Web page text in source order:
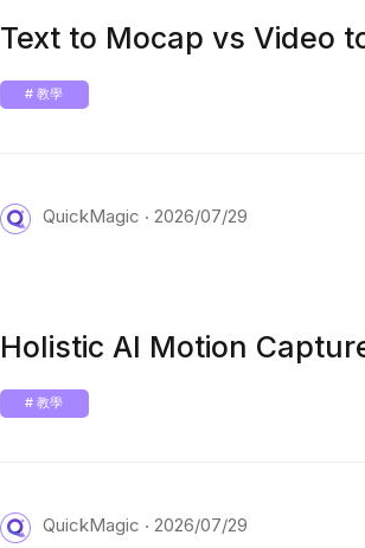
Text to Mocap vs Video
# 教學
QuickMagic 2026/07/29
Holistic AI Motion
# 教學
QuickMagic 2026/07/29